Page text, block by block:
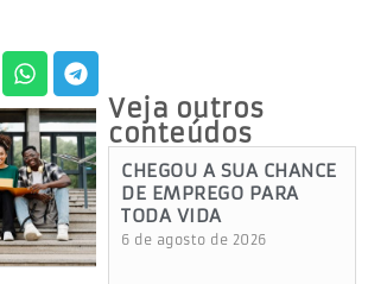
Veja outros
conteúdos
CHEGOU A SUA CHANCE
DE EMPREGO PARA
TODA VIDA
6 de agosto de 2026